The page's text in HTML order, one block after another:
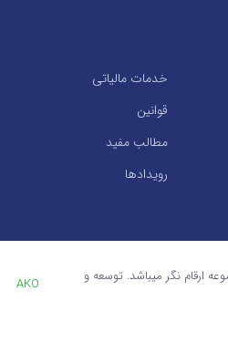
خدمات مالیاتی
قوانین
مطالب مفید
رویدادها
ارقام نگر میباشد. توسعه و
AKO